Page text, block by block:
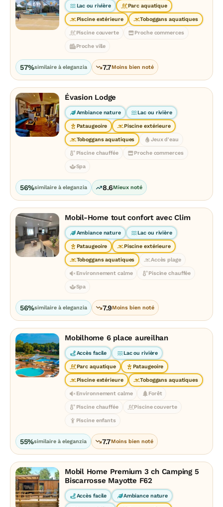
Lac ou rivière Parc aquatique
Piscine extérieure Toboggans aquatiques
Piscine couverte Proche commerces
Proche ville
57%similaire à eleganzia 7.7Moins bien noté
Évasion Lodge
Ambiance nature Lac ou rivière
Pataugeoire Piscine extérieure
Toboggans aquatiques Jeux d'eau
Piscine chauffée Proche commerces
Spa
56%similaire à eleganzia 8.6Mieux noté
Mobil-Home tout confort avec Clim
Ambiance nature Lac ou rivière
Pataugeoire Piscine extérieure
Toboggans aquatiques Accès plage
Environnement calme Piscine chauffée
Spa
56%similaire à eleganzia 7.9Moins bien noté
Mobilhome 6 place aureilhan
Accès facile Lac ou rivière
Parc aquatique Pataugeoire
Piscine extérieure Toboggans aquatiques
Environnement calme Forêt
Piscine chauffée Piscine couverte
Piscine enfants
55%similaire à eleganzia 7.7Moins bien noté
Mobil Home Premium 3 ch Camping 5
Biscarrosse Mayotte F62
Accès facile Ambiance nature